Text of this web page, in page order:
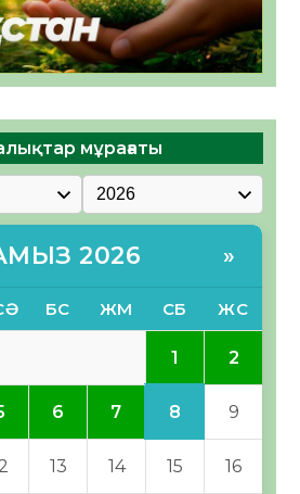
мұрағаты
2026 »
БС ЖМ СБ ЖС
1 2
6 7 8 9
13 14 15 16